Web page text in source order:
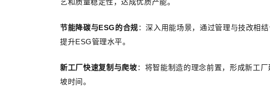
节能降碳与ESG的合规：深入用能场景，通过管理与技改相
提升ESG管理水平。
新工厂快速复制与爬坡：将智能制造的理念前置，形成新工
坡时间。